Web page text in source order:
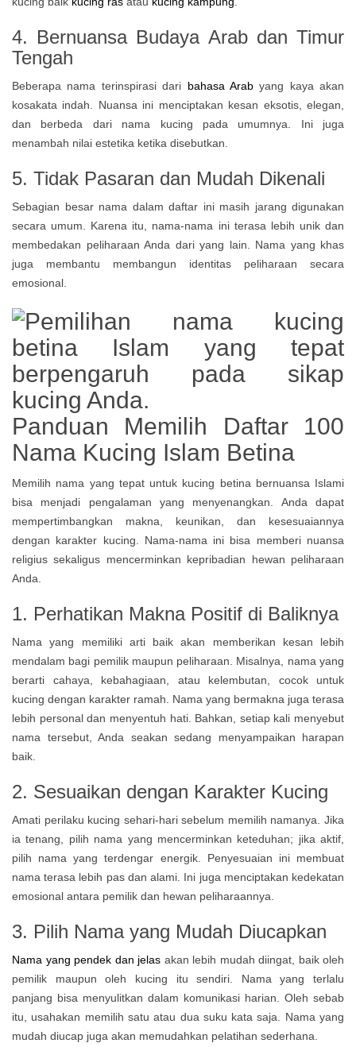
4. Bernuansa Budaya Arab dan Timur
Tengah
Beberapa nama terinspirasi dari bahasa Arabyang kaya akan
kosakata indah. Nuansa ini menciptakan kesan eksotis, elegan,
dan berbeda dari nama kucing pada umumnya. Ini juga
menambah nilai estetika ketika disebutkan.
5. Tidak Pasaran dan Mudah Dikenali
Sebagian besar nama dalam daftar ini masih jarang digunakan
secara umum. Karena itu, nama-nama ini terasa lebih unik dan
membedakan peliharaan Anda dari yang lain. Nama yang khas
juga membantu membangun identitas peliharaan secara
emosional.
Panduan Memilih Daftar 100
Nama Kucing Islam Betina
Memilih nama yang tepat untuk kucing betina bernuansa Islami
bisa menjadi pengalaman yang menyenangkan. Anda dapat
mempertimbangkan makna, keunikan, dan kesesuaiannya
dengan karakter kucing. Nama-nama ini bisa memberi nuansa
religius sekaligus mencerminkan kepribadian hewan peliharaan
Anda.
1. Perhatikan Makna Positif di Baliknya
Nama yang memiliki arti baik akan memberikan kesan lebih
mendalam bagi pemilik maupun peliharaan. Misalnya, nama yang
berarti cahaya, kebahagiaan, atau kelembutan, cocok untuk
kucing dengan karakter ramah. Nama yang bermakna juga terasa
lebih personal dan menyentuh hati. Bahkan, setiap kali menyebut
nama tersebut, Anda seakan sedang menyampaikan harapan
baik.
2. Sesuaikan dengan Karakter Kucing
Amati perilaku kucing sehari-hari sebelum memilih namanya. Jika
ia tenang, pilih nama yang mencerminkan keteduhan; jika aktif,
pilih nama yang terdengar energik. Penyesuaian ini membuat
nama terasa lebih pas dan alami. Ini juga menciptakan kedekatan
emosional antara pemilik dan hewan peliharaannya.
3. Pilih Nama yang Mudah Diucapkan
Nama yang pendek dan jelas akan lebih mudah diingat, baik oleh
pemilik maupun oleh kucing itu sendiri. Nama yang terlalu
panjang bisa menyulitkan dalam komunikasi harian. Oleh sebab
itu, usahakan memilih satu atau dua suku kata saja. Nama yang
mudah diucap juga akan memudahkan pelatihan sederhana.